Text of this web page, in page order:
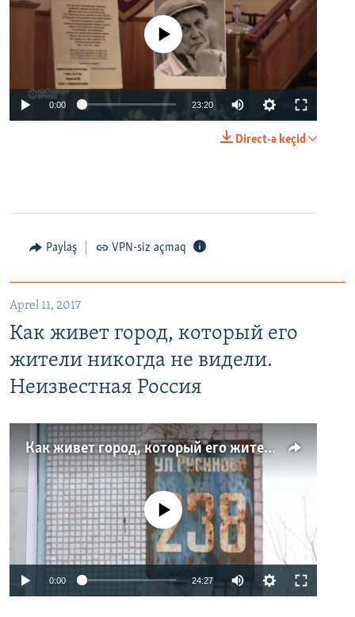
No media source currently available
0:00 23:20
Direct-ə keçid
Paylaş VPN-siz açmaq
Aprel 11, 2017
Как живет город, который его
жители никогда не видели.
Неизвестная Россия
Как живет город, который его жители никогда не видели. Неизвестная Россия
No media source currently available
0:00 24:27